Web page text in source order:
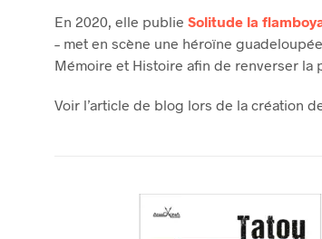
En 2020, elle publie Solitude la
– met en scène une héroïne
Mémoire et Histoire afin de renverser
Voir l’article de blog lors de la création